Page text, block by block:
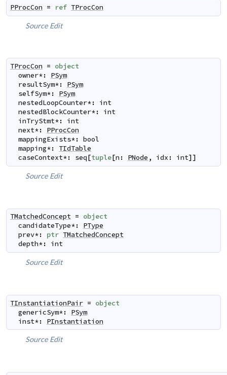
PProcCon = ref TProcCon
Source Edit
TProcCon = object
owner*:
PSym
resultSym*:
PSym
selfSym*:
PSym
nestedLoopCounter*:
int
nestedBlockCounter*:
int
inTryStmt*:
int
next*:
PProcCon
mappingExists*: bool
mapping*:
TIdTable
caseContext*: seq[tuple[n : PNode , idx : int]]
Source Edit
TMatchedConcept = object
candidateType*:
PType
prev*: ptr TMatchedConcept
depth*: int
Source Edit
TInstantiationPair = object
genericSym*:
PSym
inst*: PInstantiation
Source Edit